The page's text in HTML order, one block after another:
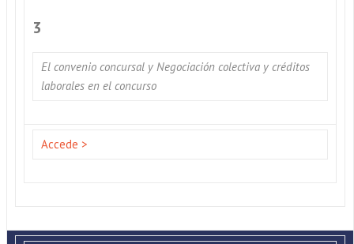
3
El convenio concursal y Negociación colectiva y créditos
laborales en el concurso
Accede >